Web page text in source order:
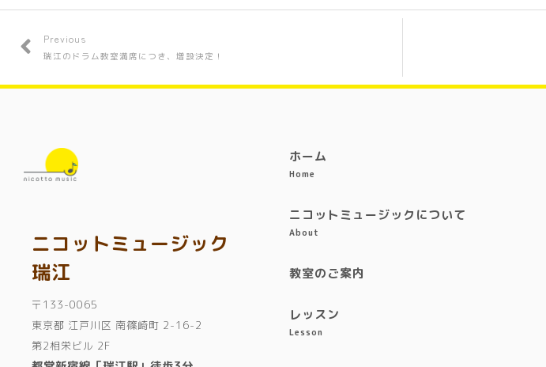
Previous
瑞江のドラム教室満席につき、増設決定！
ニコットミュージック
瑞江
〒133-0065
東京都 江戸川区 南篠崎町 2-16-2
第2相栄ビル 2F
ホーム
Home
ニコットミュージックについて
About
教室のご案内
レッスン
Lesson